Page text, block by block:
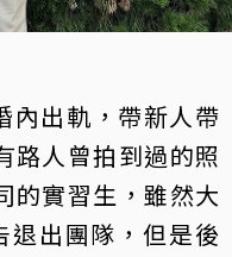
內出軌，帶新人帶
路人曾拍到過的照
的實習生，雖然大
出團隊，但是後